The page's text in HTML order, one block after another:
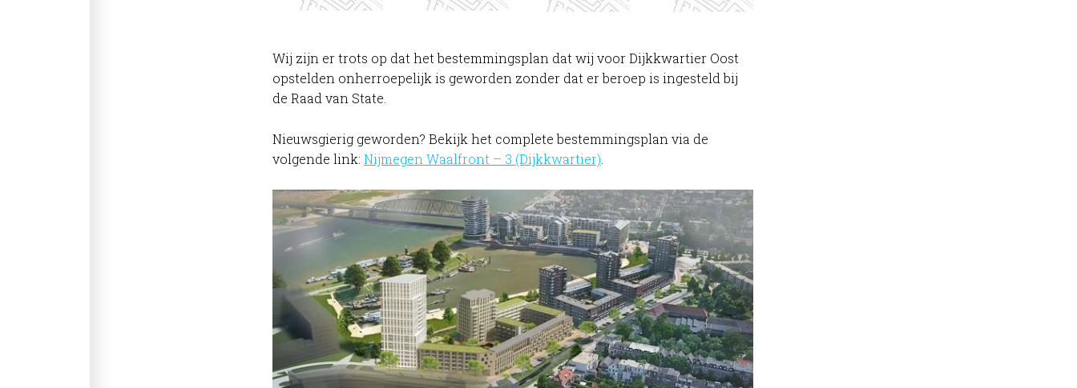
Wij zijn er trots op dat het bestemmingsplan dat wij voor Dijkkwartier Oost
opstelden onherroepelijk is geworden zonder dat er beroep is ingesteld bij
de Raad van State.
Nieuwsgierig geworden? Bekijk het complete bestemmingsplan via de
volgende link: Nijmegen Waalfront – 3 (Dijkkwartier)